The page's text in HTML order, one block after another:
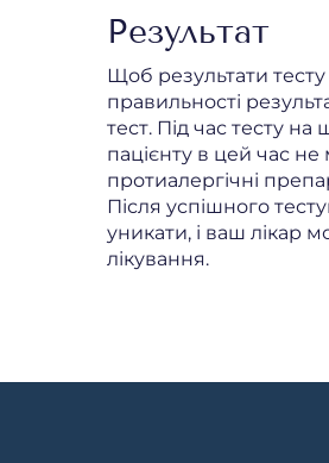
Результат
Щоб результати
правильності
тест. Під час тесту
пацієнту в цей час
протиалергічні
Після успішного
уникати, і ваш лікар
лікування.